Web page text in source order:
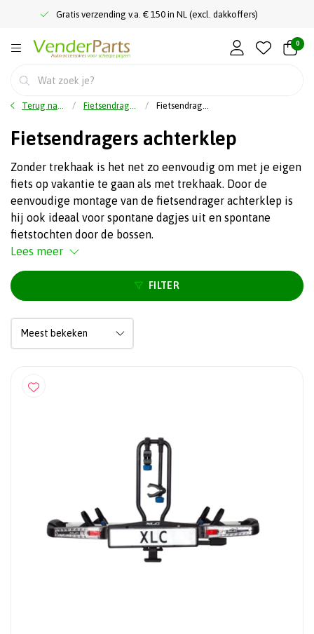
Gratis verzending v.a. € 150 in NL (excl. dakkoffers)
0
Terug naar home Fietsendragers Fietsendragers achterklep
Fietsendragers achterklep
Zonder trekhaak is het net zo eenvoudig om met je eigen
fiets op vakantie te gaan als met trekhaak. Door de
eenvoudige montage van de fietsendrager achterklep is
hij ook ideaal voor spontane dagjes uit en spontane
fietstochten door de bossen.
Lees meer
FILTER